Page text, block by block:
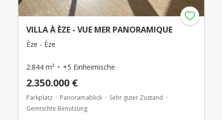
VILLA À ÈZE - VUE MER PANORAMIQUE
Èze - Èze
2.844 m² +5 Einheimische
2.350.000 €
Parkplatz Panoramablick
Sehr guter Zustand
Gemischte Benutzung